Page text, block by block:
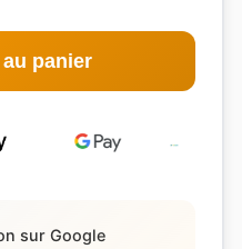
panier
sur Google